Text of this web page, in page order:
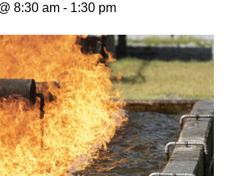
8:30 am - 1:30 pm